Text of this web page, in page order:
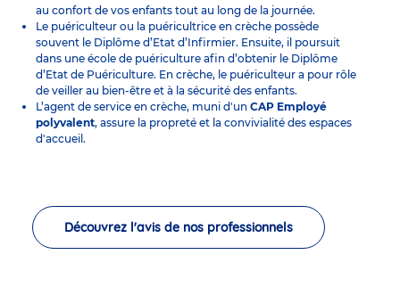
au confort de vos enfants tout au long de la journée.
Le puériculteur ou la puéricultrice en crèche possède
souvent le Diplôme d’Etat d’Infirmier. Ensuite, il poursuit
dans une école de puériculture afin d’obtenir le Diplôme
d’Etat de Puériculture. En crèche, le puériculteur a pour rôle
de veiller au bien-être et à la sécurité des enfants.
L’agent de service en crèche, muni d'un CAP Employé
polyvalent, assure la propreté et la convivialité des espaces
d'accueil.
Découvrez l'avis de nos professionnels